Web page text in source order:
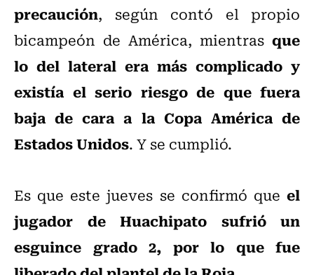
precaución, según contó el propio
bicampeón de América, mientras que
lo del lateral era más complicado y
existía el serio riesgo de que fuera
baja de cara a la Copa América de
Estados Unidos. Y se cumplió.
Es que este jueves se confirmó que el
jugador de Huachipato sufrió un
esguince grado 2, por lo que fue